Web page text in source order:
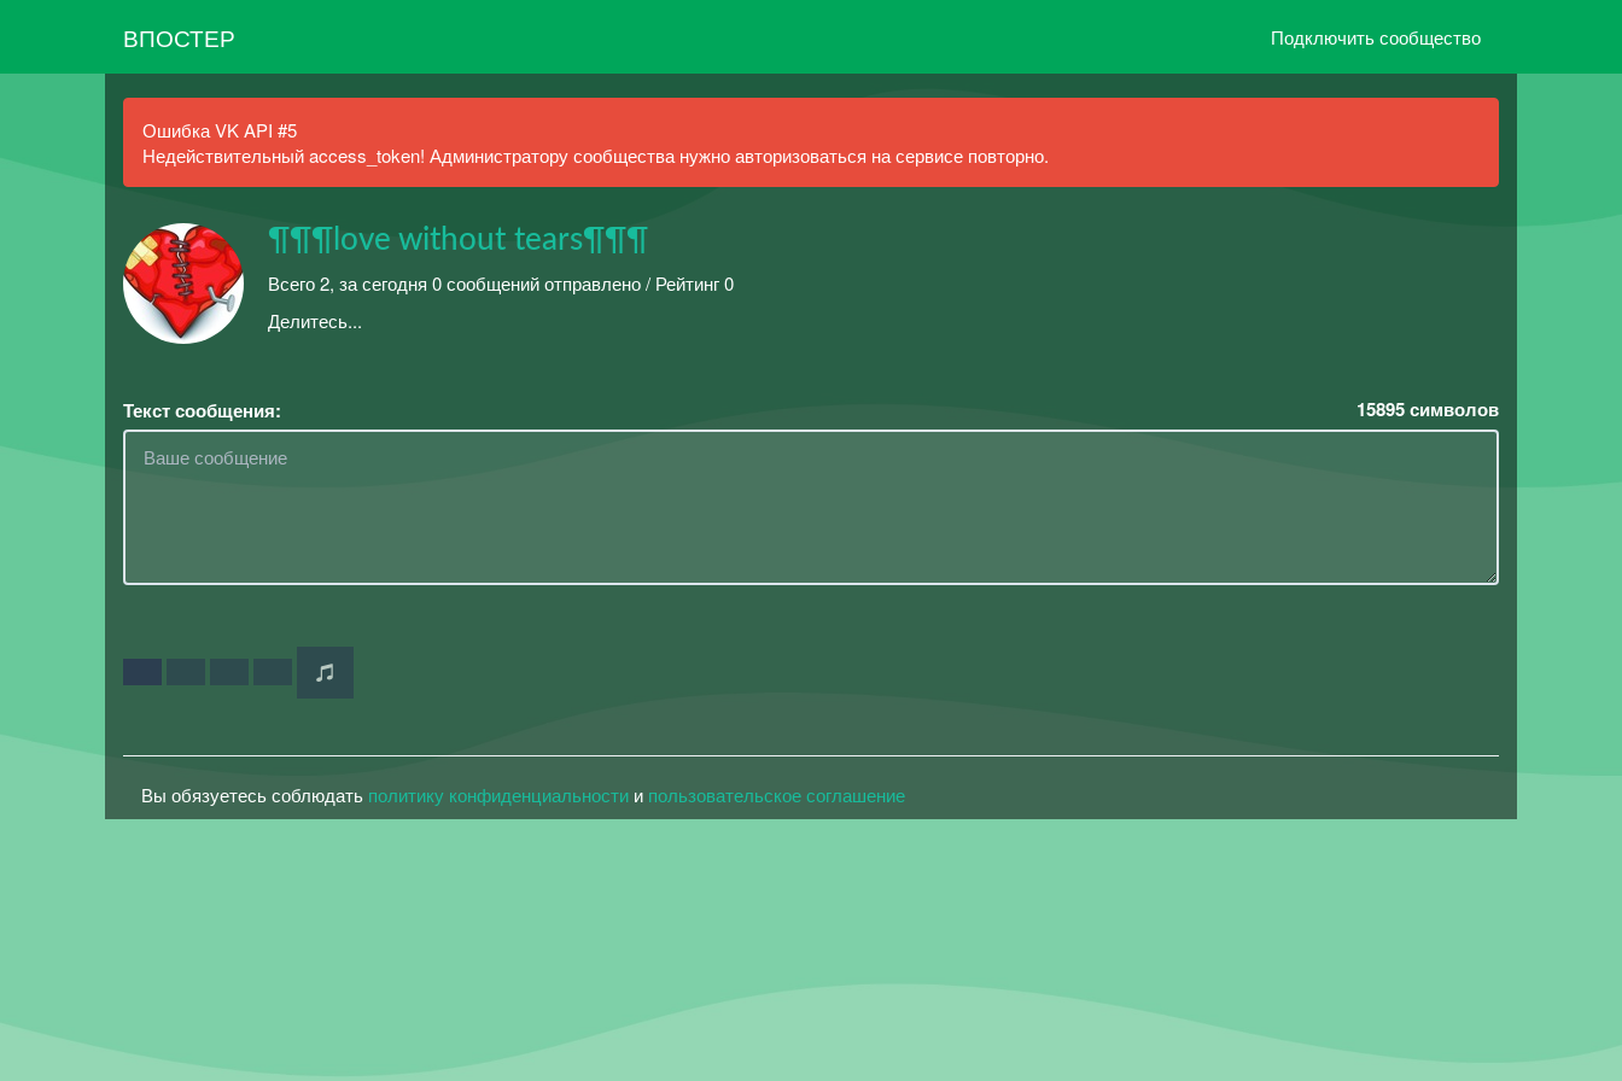
ВПОСТЕР Подключить сообщество
Ошибка VK API #5
Недействительный access_token! Администратору сообщества нужно авторизоваться на сервисе повторно.
¶¶¶love without tears¶¶¶
Всего 2, за сегодня 0 сообщений отправлено / Рейтинг 0
Делитесь...
Текст сообщения: 15895символов
Вы обязуетесь соблюдать политику конфиденциальности и пользовательское соглашение